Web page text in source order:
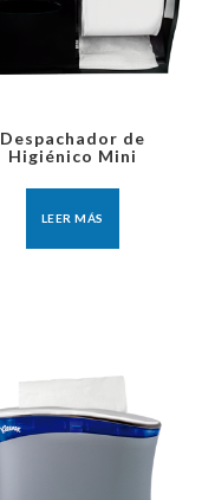
Despachador de
Higiénico Mini
LEER MÁS